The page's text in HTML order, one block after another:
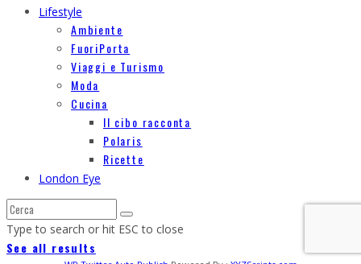
Lifestyle
Ambiente
FuoriPorta
Viaggi e Turismo
Moda
Cucina
Il cibo racconta
Polaris
Ricette
London Eye
Type to search or hit ESC to close
See all results